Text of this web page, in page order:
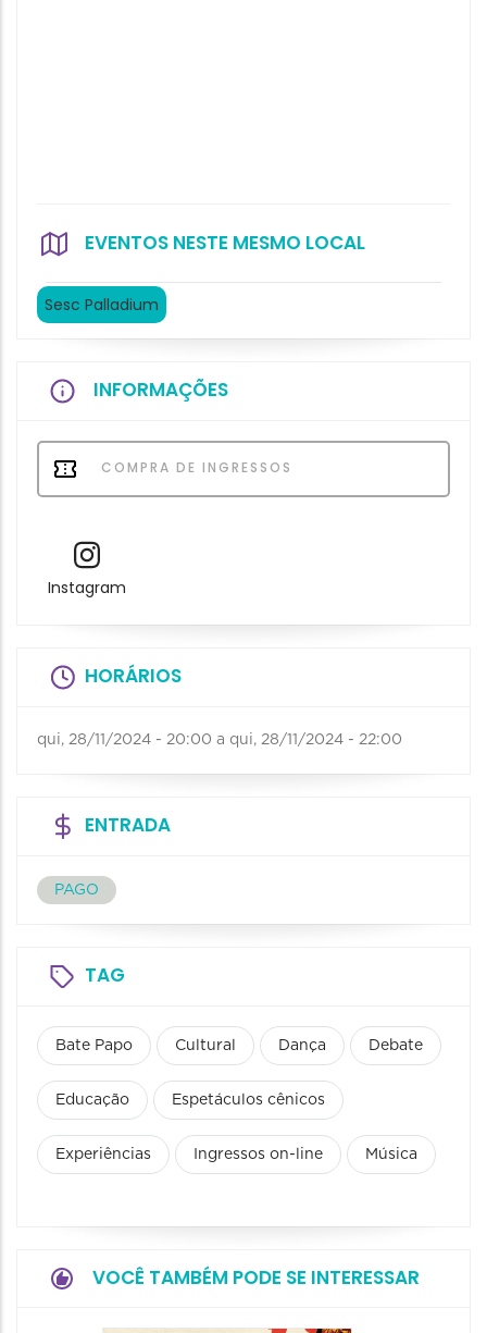
EVENTOS NESTE MESMO LOCAL
Sesc Palladium
INFORMAÇÕES
COMPRA DE INGRESSOS
Instagram
HORÁRIOS
qui, 28/11/2024 - 20:00 a qui, 28/11/2024 - 22:00
ENTRADA
PAGO
TAG
Bate Papo Cultural Dança Debate
Educação Espetáculos cênicos
Experiências Ingressos on-line Música
VOCÊ TAMBÉM PODE SE INTERESSAR